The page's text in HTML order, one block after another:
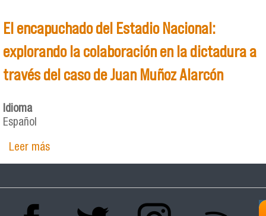
El encapuchado del Estadio Nacional:
explorando la colaboración en la dictadura a
través del caso de Juan Muñoz Alarcón
Idioma
Español
Leer mássobre El encapuchado del Estadio Nacional:
explorando la colaboración en la dictadura a